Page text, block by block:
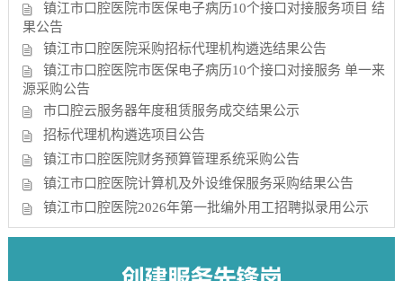
镇江市口腔医院市医保电子病历10个接口对接服务项目 结
果公告
镇江市口腔医院采购招标代理机构遴选结果公告
镇江市口腔医院市医保电子病历10个接口对接服务 单一来
源采购公告
市口腔云服务器年度租赁服务成交结果公示
招标代理机构遴选项目公告
镇江市口腔医院财务预算管理系统采购公告
镇江市口腔医院计算机及外设维保服务采购结果公告
镇江市口腔医院2026年第一批编外用工招聘拟录用公示